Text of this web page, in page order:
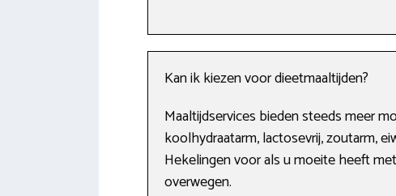
Kan ik kiezen voor dieetmaaltijden?
Maaltijdservices bieden steeds meer
koolhydraatarm, lactosevrij, zoutarm,
Hekelingen voor als u moeite heeft
overwegen.